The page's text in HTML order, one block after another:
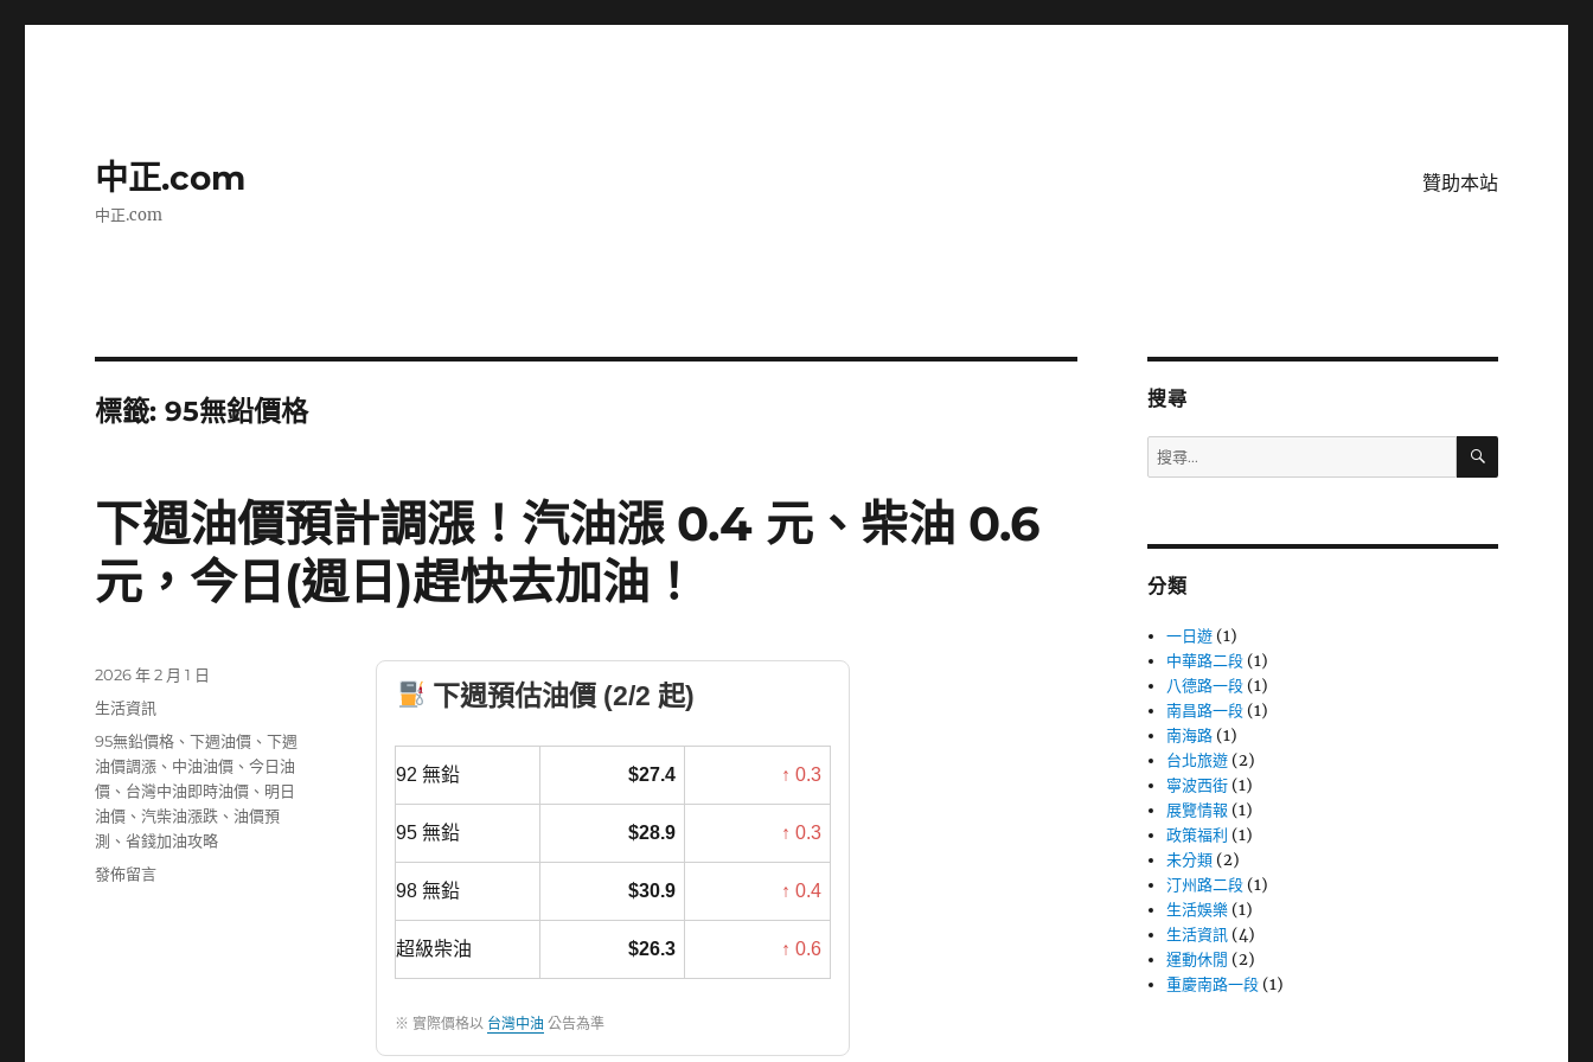
中正.com
中正.com
贊助本站
標籤:95無鉛價格
下週油價預計調漲！汽油漲 0.4 元、柴油 0.6
元，今日(週日)趕快去加油！
下週預估油價 (2/2 起)
92 無鉛 $27.4 ↑ 0.3
95 無鉛 $28.9 ↑ 0.3
98 無鉛 $30.9 ↑ 0.4
超級柴油 $26.3 ↑ 0.6
※ 實際價格以 台灣中油 公告為準
發
佈
期:
2026 年 2 月 1 日
分
生活資訊
標
籤
95無鉛價格 、下週油價 、下週
油價調漲 、 中油油價 、今日油
價 、 台灣中油即時油價 、 明日
油價 、 汽柴油漲跌 、油價預
測 、省錢加油攻略
在
發佈留言
搜尋
搜
尋
字:
搜
分類
一日遊 (1)
中華路二段 (1)
八德路一段 (1)
南昌路一段 (1)
南海路 (1)
台北旅遊 (2)
寧波西街 (1)
展覽情報 (1)
政策福利 (1)
未分類 (2)
汀州路二段 (1)
生活娛樂 (1)
生活資訊 (4)
運動休閒 (2)
重慶南路一段 (1)